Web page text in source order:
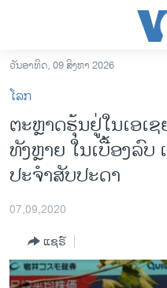
ເຂົ້າ
ຫາ
ຂ້າມ
ຂ້າມ
ໄປ
ຫາ
ຊອກ
ອາເມຣິກາ
ການເລືອກຕັ້ງ ປະທານາທີບໍດີ ສະ
ອິດສະຫຼະພາບດ້ານການຂ່າວ
ວັນອາທິດ, 09 ສິງຫາ 2026
ໂລກ
ຕະຫຼາດຮຸ້ນຢູ່ໃນເອເ
ທັງຫຼາຍ ໃນເບື້ອງລົບ
ປະຈຳສັບປະດາ
07,09,2020
ແຊຣ໌